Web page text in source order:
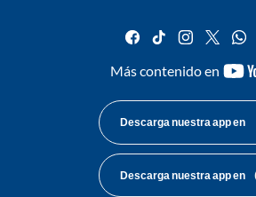
facebook
tiktok
Más contenido en
Descarga nuestra app en
Descarga nuestra app en